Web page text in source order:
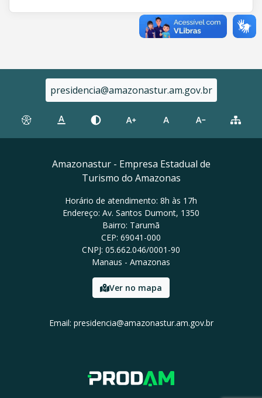
presidencia@amazonastur.am.gov.br
Amazonastur - Empresa Estadual de
Turismo do Amazonas
Horário de atendimento: 8h às 17h
Endereço: Av. Santos Dumont, 1350
Bairro: Tarumã
CEP: 69041-000
CNPJ: 05.662.046/0001-90
Manaus - Amazonas
Ver no mapa
Email: presidencia@amazonastur.am.gov.br